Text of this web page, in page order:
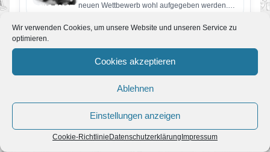
Wir verwenden Cookies, um unsere Website und unseren Service zu
optimieren.
Cookies akzeptieren
Ablehnen
Einstellungen anzeigen
Cookie-RichtlinieDatenschutzerklärungImpressum
neuen Wettbewerb wohl aufgegeben werden.
77. Mario Kart Wii Wettbewerb
Aufgabe ist es, drei Runden durch Bowsers
Festung zu fahren. Dabei…
← Mario & Sonic auch für den 3DS *Update*
73. Mario Kart Wii Wettbewerb →